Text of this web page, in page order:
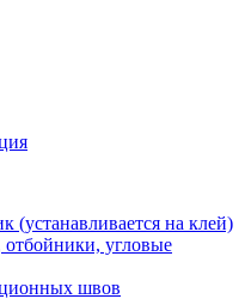
(устанавливается на клей)
угловые
швов